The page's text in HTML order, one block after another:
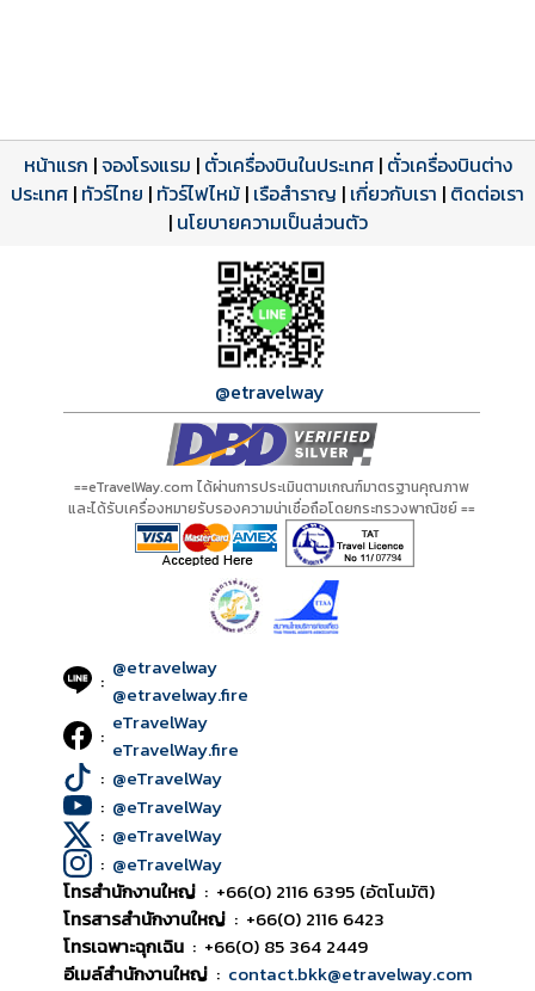
โปรแกรมทัวร์
ดาวน์โหลด PDF
รีวิวลูกค้าจริง
รีวิวจาก eTravelWay
เปิดหน้าเต็ม
ใบอนุญาตนำเที่ยว
เลขที่ 11/11450
เปิดหน้าเต็ม
หน้าแรก |จองโรงแรม | ตั๋วเครื่องบินในประเทศ| ตั๋วเครื่องบินต่าง
ประเทศ | ทัวร์ไทย | ทัวร์ไฟไหม้ | เรือสำราญ | เกี่ยวกับเรา | ติดต่อเรา
| นโยบายความเป็นส่วนตัว
@etravelway
==eTravelWay.com ได้ผ่านการประเมินตามเกณฑ์มาตรฐานคุณภาพ
และได้รับเครื่องหมายรับรองความน่าเชื่อถือโดยกระทรวงพาณิชย์ ==
: @etravelway
@etravelway.fire
: eTravelWay
eTravelWay.fire
: @eTravelWay
: @eTravelWay
: @eTravelWay
: @eTravelWay
โทรสำนักงานใหญ่ : +66(0) 2116 6395 (อัตโนมัติ)
โทรสารสำนักงานใหญ่ : +66(0) 2116 6423
โทรเฉพาะฉุกเฉิน : +66(0) 85 364 2449
อีเมล์สำนักงานใหญ่ : contact.bkk@etravelway.com